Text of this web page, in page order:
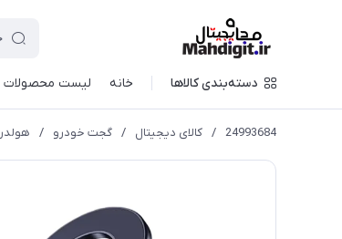
دسته‌بندی کالاها خانه لیست محصولات
24993684
/ کالای دیجیتال / گجت خودرو / هولدر